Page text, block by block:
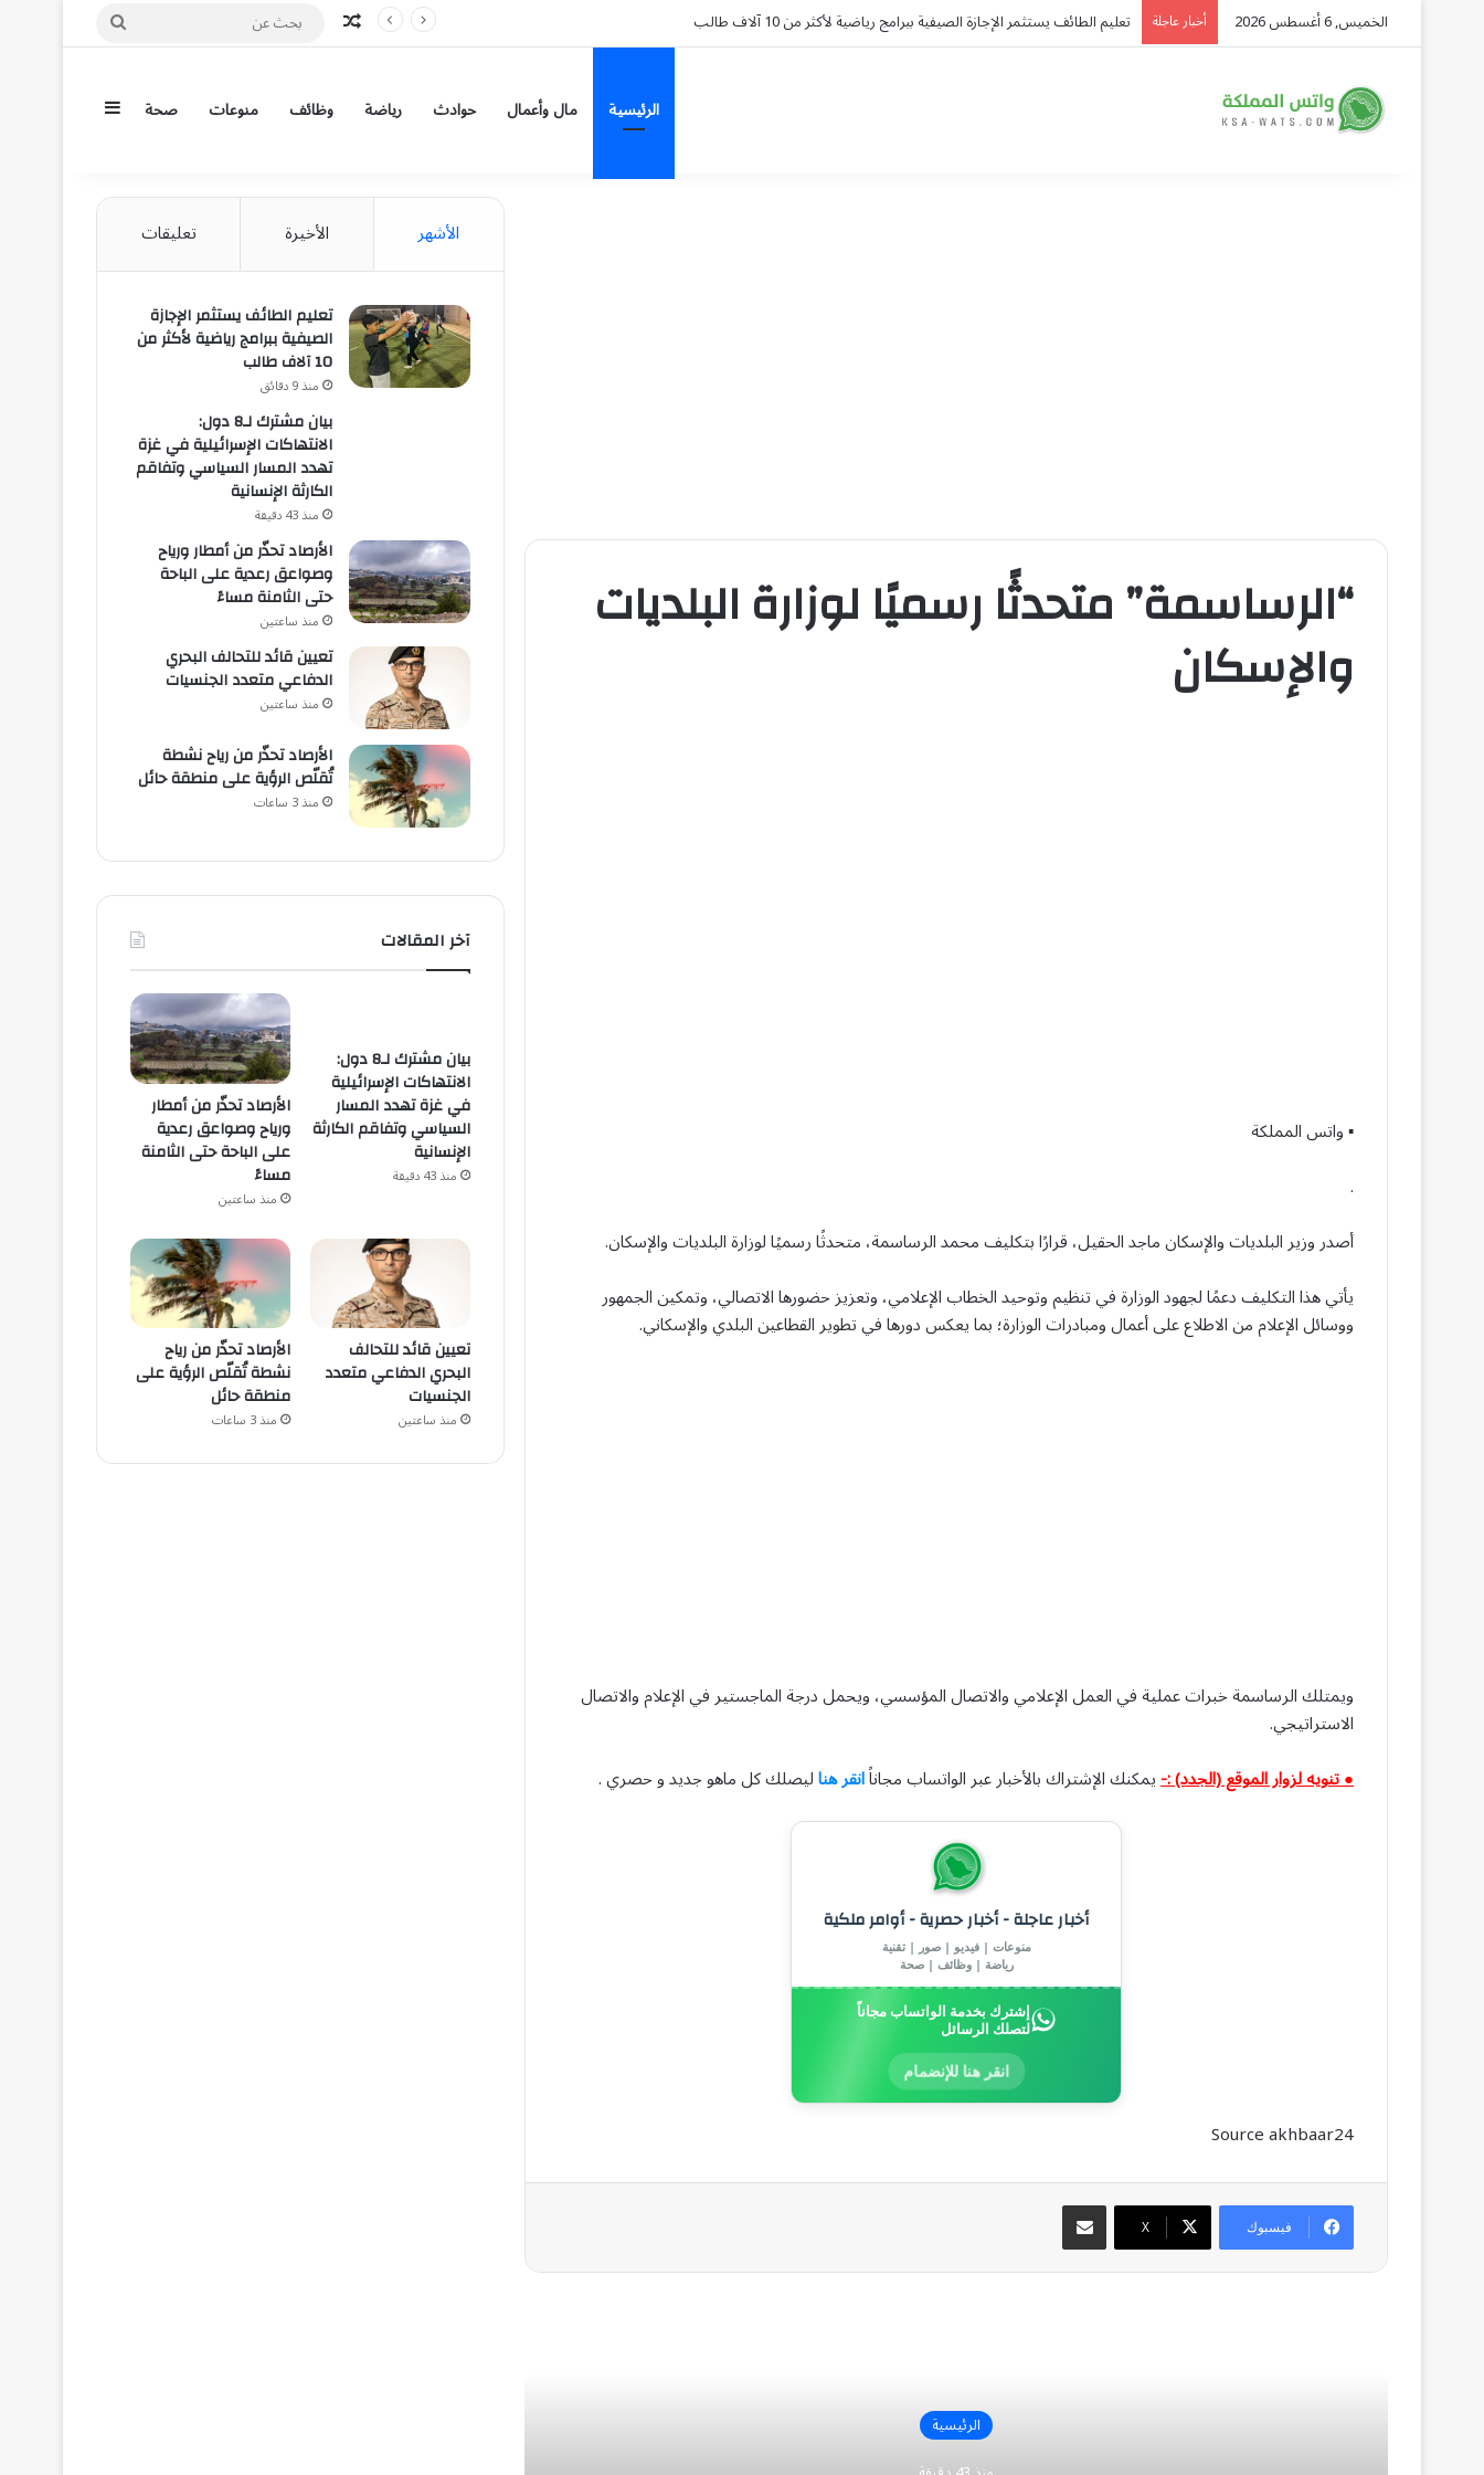
الخميس, 6 أغسطس 2026 أخبار عاجلة بيان مشترك لـ8 دول: الانتهاكات الإسرائيلية في غزة تهدد المسار السياسي وتفاقم الكارثة الإنسانية مقال عشوائي
بحث
الرئيسية مال وأعمال حوادث رياضة وظائف منوعات صحة إضافة عمود
“الرساسمة” متحدثًا رسميًا لوزارة البلديات
والإسكان
▪︎ واتس المملكة
.
أصدر وزير البلديات والإسكان ماجد الحقيل، قرارًا بتكليف محمد الرساسمة، متحدثًا رسميًا لوزارة البلديات والإسكان.
يأتي هذا التكليف دعمًا لجهود الوزارة في تنظيم وتوحيد الخطاب الإعلامي، وتعزيز حضورها الاتصالي، وتمكين الجمهور
ووسائل الإعلام من الاطلاع على أعمال ومبادرات الوزارة؛ بما يعكس دورها في تطوير القطاعين البلدي والإسكاني.
ويمتلك الرساسمة خبرات عملية في العمل الإعلامي والاتصال المؤسسي، ويحمل درجة الماجستير في الإعلام والاتصال
الاستراتيجي.
● تنويه لزوار الموقع (الجدد) :-يمكنك الإشتراك بالأخبار عبر الواتساب مجاناًانقر هناليصلك كل ماهو جديد و حصري .
أخبار عاجلة - أخبار حصرية - أوامر ملكية
منوعات | فيديو | صور | تقنية
رياضة | وظائف | صحة
إشترك بخدمة الواتساب مجاناً
لتصلك الرسائل
انقر هنا للإنضمام
Source akhbaar24
فيسبوك ‫X
مشاركة عبر البريد
الرئيسية
الأشهر الأخيرة تعليقات
تعليم الطائف يستثمر الإجازة
الصيفية ببرامج رياضية لأكثر من
10 آلاف طالب
منذ 9 دقائق
بيان مشترك لـ8 دول:
الانتهاكات الإسرائيلية في غزة
تهدد المسار السياسي وتفاقم
الكارثة الإنسانية
منذ 43 دقيقة
الأرصاد تحذّر من أمطار ورياح
وصواعق رعدية على الباحة
حتى الثامنة مساءً
منذ ساعتين
تعيين قائد للتحالف البحري
الدفاعي متعدد الجنسيات
منذ ساعتين
الأرصاد تحذّر من رياح نشطة
تُقلّص الرؤية على منطقة حائل
منذ 3 ساعات
آخر المقالات
بيان مشترك لـ8 دول:
الانتهاكات الإسرائيلية
في غزة تهدد المسار
السياسي وتفاقم الكارثة
الإنسانية
منذ 43 دقيقة
الأرصاد تحذّر من أمطار
ورياح وصواعق رعدية
على الباحة حتى الثامنة
مساءً
منذ ساعتين
تعيين قائد للتحالف
البحري الدفاعي متعدد
الجنسيات
منذ ساعتين
الأرصاد تحذّر من رياح
نشطة تُقلّص الرؤية على
منطقة حائل
منذ 3 ساعات